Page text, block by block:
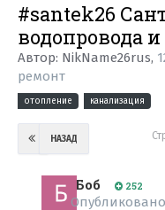
#santek26
водопровода
Автор: NikName26rus,
ремонт
отопление канализация
НАЗАД
Боб 252